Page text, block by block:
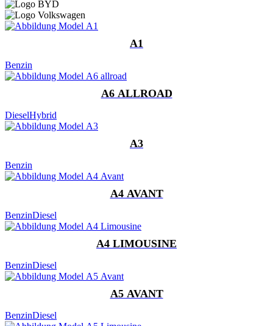
A1
Benzin
A6 ALLROAD
DieselHybrid
A3
Benzin
A4 AVANT
BenzinDiesel
A4 LIMOUSINE
BenzinDiesel
A5 AVANT
BenzinDiesel